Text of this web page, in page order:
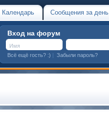
Календарь Сообщения за день
Вход на форум
Всё ещё гость? :) | Забыли пароль?